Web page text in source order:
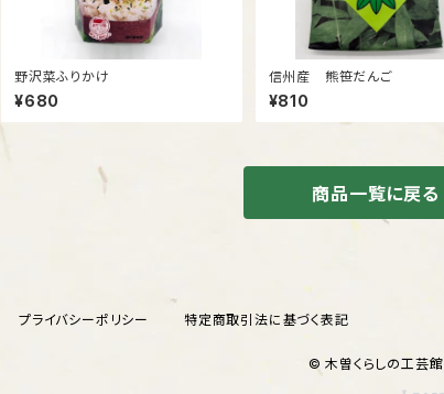
野沢菜ふりかけ
¥680
信州産 熊笹だんご
¥810
商品一覧に戻る
プライバシーポリシー 特定商取引法に基づく表記
© 木曽くらしの工芸館